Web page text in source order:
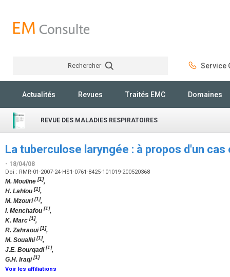
Rechercher Service
Actualités Revues Traités EMC Domaines
REVUE DES MALADIES RESPIRATOIRES
La tuberculose laryngée : à propos d'un
- 18/04/08
Doi : RMR-01-2007-24-HS1-0761-8425-101019-200520368
M. Mouline [1],
H. Lahlou [1],
M. Mzouri[1],
I. Menchafou [1],
K. Marc [1],
R. Zahraoui[1],
M. Soualhi[1],
J.E. Bourqadi[1],
G.H. Iraqi[1]
Voir les affiliations